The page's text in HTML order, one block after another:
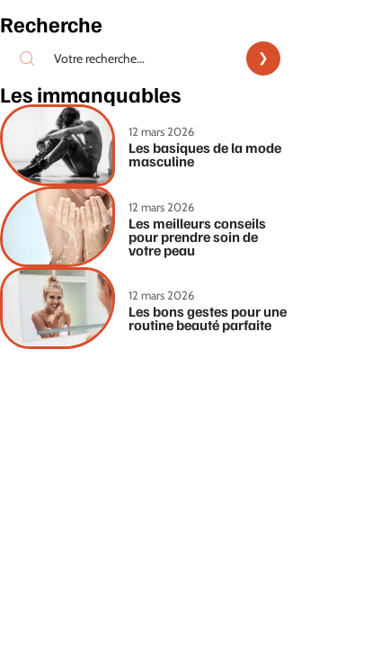
Recherche
Les immanquables
12 mars 2026
Les basiques de la mode
masculine
12 mars 2026
Les meilleurs conseils
pour prendre soin de
votre peau
12 mars 2026
Les bons gestes pour une
routine beauté parfaite